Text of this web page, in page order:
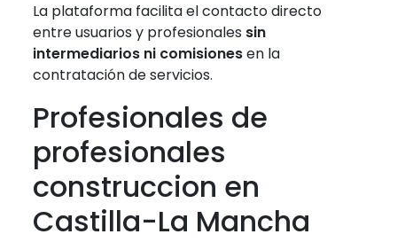
La plataforma facilita el contacto directo
entre usuarios y profesionales sin
intermediarios ni comisionesen la
contratación de servicios.
Profesionales de
profesionales
construccion en
Castilla-La Mancha